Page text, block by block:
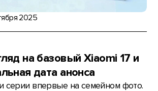
2025
на базовый Xiaomi 17 и
дата анонса
серии впервые на семейном фото.